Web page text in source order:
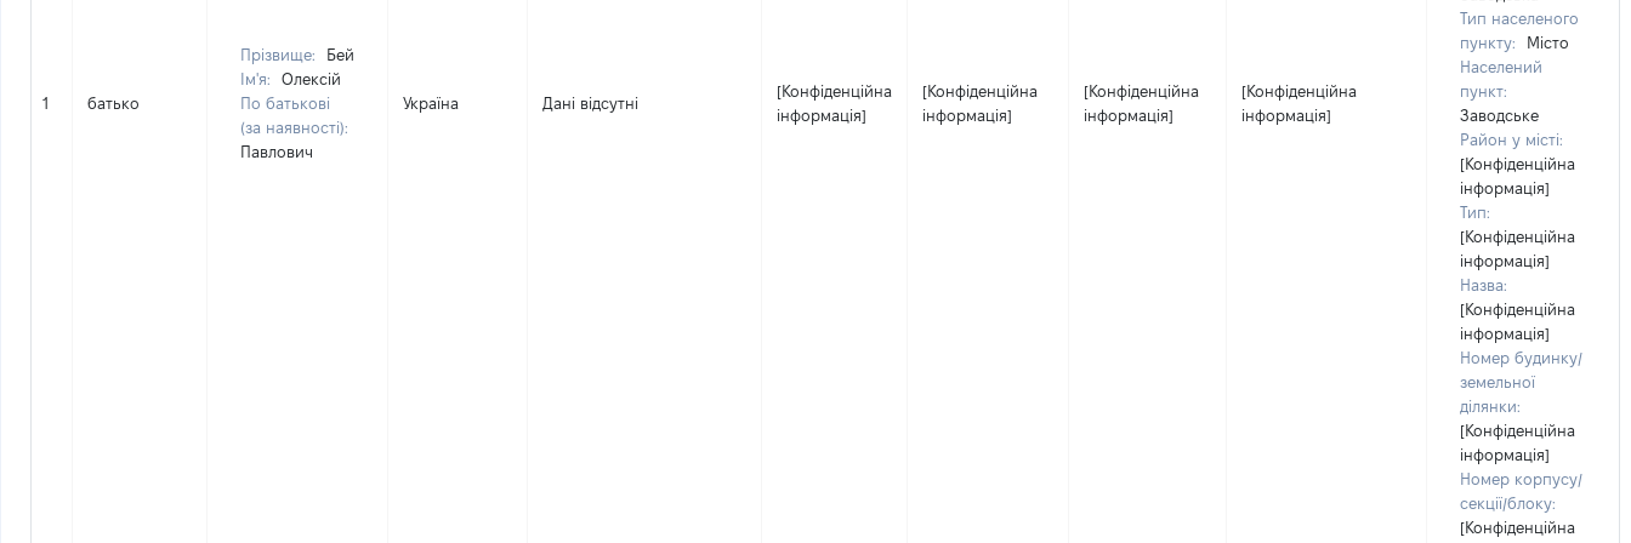
1 батько
Прізвище:
Бей
Ім'я:
Олексій
По батькові
(за наявності):
Павлович
Україна Дані відсутні
[Конфіденційна
інформація]
[Конфіденційна
інформація]
[Конфіденційна
інформація]
[Конфіденційна
інформація]
Тип населеного
пункту:
Місто
Населений
пункт:
Заводське
Район у місті:
[Конфіденційна
інформація]
Тип:
[Конфіденційна
інформація]
Назва:
[Конфіденційна
інформація]
Номер будинку/
земельної
ділянки:
[Конфіденційна
інформація]
Номер корпусу/
секції/блоку:
[Конфіденційна